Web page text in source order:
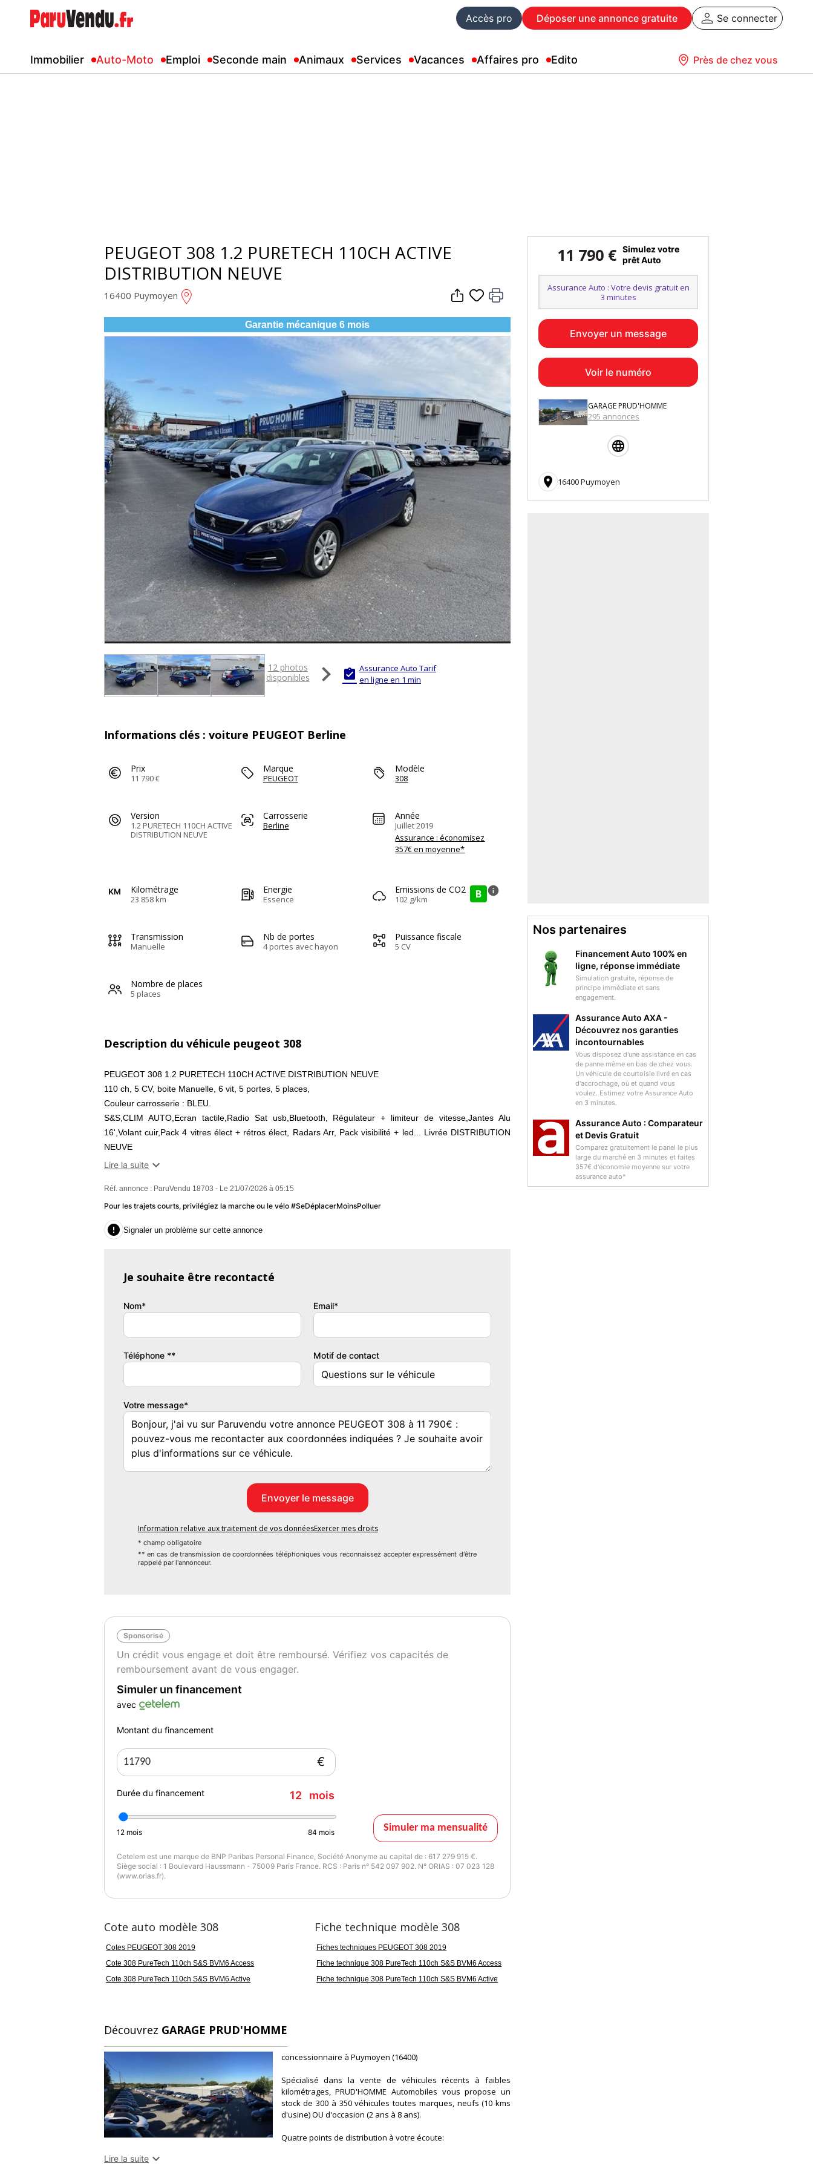
Accès pro Déposer une annonce gratuite Se connecter
Immobilier Auto-Moto Emploi Seconde main Animaux Services Vacances Affaires pro Edito Près de chez vous
PEUGEOT 308 1.2 PURETECH 110CH ACTIVE
DISTRIBUTION NEUVE
16400 Puymoyen
Garantie mécanique 6 mois
12 photos
disponibles
  Assurance Auto Tarif
en ligne en 1 min
Informations clés : voiture PEUGEOT Berline
Prix
11 790 €
Marque
PEUGEOT
Modèle
308
Version
1.2 PURETECH 110CH ACTIVE
DISTRIBUTION NEUVE
Carrosserie
Berline
Année
Juillet 2019
Assurance : économisez
357€ en moyenne*
Kilométrage
23 858 km
Energie
Essence
Emissions de CO2
102 g/km B info
Transmission
Manuelle
Nb de portes
4 portes avec hayon
Puissance fiscale
5 CV
Nombre de places
5 places
Description du véhicule peugeot 308
PEUGEOT 308 1.2 PURETECH 110CH ACTIVE DISTRIBUTION NEUVE
110 ch, 5 CV, boite Manuelle, 6 vit, 5 portes, 5 places,
Couleur carrosserie : BLEU.
S&S,CLIM AUTO,Ecran tactile,Radio Sat usb,Bluetooth, Régulateur + limiteur de vitesse,Jantes Alu
16',Volant cuir,Pack 4 vitres élect + rétros élect, Radars Arr, Pack visibilité + led... Livrée DISTRIBUTION
NEUVE
Livrée DISTRIBUTION NEUVE.
BLEU 110
Lire la suite 
Réf. annonce : ParuVendu 18703 - Le 21/07/2026 à 05:15
Pour les trajets courts, privilégiez la marche ou le vélo #SeDéplacerMoinsPolluer
 Signaler un problème sur cette annonce
Je souhaite être recontacté
Nom* Email*
Téléphone ** Motif de contact
Votre message*
Information relative aux traitement de vos donnéesExercer mes droits
* champ obligatoire
** en cas de transmission de coordonnées téléphoniques vous reconnaissez accepter expressément d'être
rappelé par l'annonceur.
Sponsorisé
Un crédit vous engage et doit être remboursé. Vérifiez vos capacités de
remboursement avant de vous engager.
Simuler un financement
avec
Montant du financement
€
Durée du financement 12 mois
12 mois 84 mois Simuler ma mensualité
Cetelem est une marque de BNP Paribas Personal Finance, Société Anonyme au capital de : 617 279 915 €.
Siège social : 1 Boulevard Haussmann - 75009 Paris France. RCS : Paris n° 542 097 902. N° ORIAS : 07 023 128
(www.orias.fr).
Cote auto modèle 308
Cotes PEUGEOT 308 2019
Cote 308 PureTech 110ch S&S BVM6 Access
Cote 308 PureTech 110ch S&S BVM6 Active
Fiche technique modèle 308
Fiches techniques PEUGEOT 308 2019
Fiche technique 308 PureTech 110ch S&S BVM6 Access
Fiche technique 308 PureTech 110ch S&S BVM6 Active
Découvrez GARAGE PRUD'HOMME
concessionnaire à Puymoyen (16400)
Spécialisé dans la vente de véhicules récents à faibles
kilométrages, PRUD'HOMME Automobiles vous propose un
stock de 300 à 350 véhicules toutes marques, neufs (10 kms
d'usine) OU d'occasion (2 ans à 8 ans).
Quatre points de distribution à votre écoute:
Lire la suite 
11 790 € Simulez votre
prêt Auto
Assurance Auto : Votre devis gratuit en
3 minutes
Envoyer un message
Voir le numéro
GARAGE PRUD'HOMME
295 annonces
 16400 Puymoyen
Nos partenaires
Financement Auto 100% en
ligne, réponse immédiate
Simulation gratuite, réponse de
principe immédiate et sans
engagement.
Assurance Auto AXA -
Découvrez nos garanties
incontournables
Vous disposez d'une assistance en cas
de panne même en bas de chez vous.
Un véhicule de courtoisie livré en cas
d'accrochage, où et quand vous
voulez. Estimez votre Assurance Auto
en 3 minutes.
Assurance Auto : Comparateur
et Devis Gratuit
Comparez gratuitement le panel le plus
large du marché en 3 minutes et faites
357€ d'économie moyenne sur votre
assurance auto*